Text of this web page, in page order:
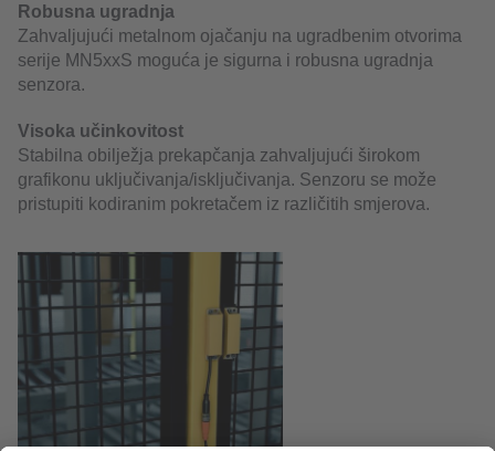
Robusna ugradnja
Zahvaljujući metalnom ojačanju na ugradbenim otvorima
serije MN5xxS moguća je sigurna i robusna ugradnja
senzora.
Visoka učinkovitost
Stabilna obilježja prekapčanja zahvaljujući širokom
grafikonu uključivanja/isključivanja. Senzoru se može
pristupiti kodiranim pokretačem iz različitih smjerova.